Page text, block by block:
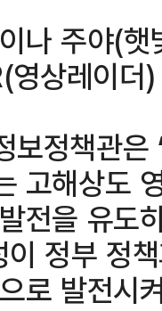
나 주야(
상레이
보정책관
고해상도
전을 유도
정부 정
로 발전시